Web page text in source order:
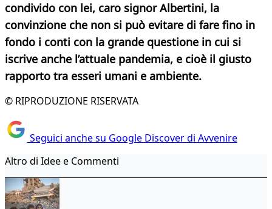
condivido con lei, caro signor Albertini, la
convinzione che non si può evitare di fare fino in
fondo i conti con la grande questione in cui si
iscrive anche l’attuale pandemia, e cioè il giusto
rapporto tra esseri umani e ambiente.
© RIPRODUZIONE RISERVATA
Seguici anche su Google Discover di Avvenire
Altro di Idee e Commenti